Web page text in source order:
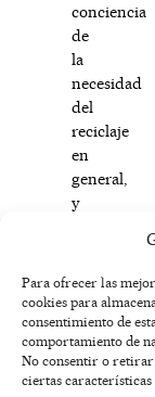
Para ofrecer las
cookies para
consentimiento de
comportamiento de
No consentir o retirar
ciertas características
conciencia
de
la
necesidad
del
reciclaje
en
general,
y
este,
que
va
a
ser